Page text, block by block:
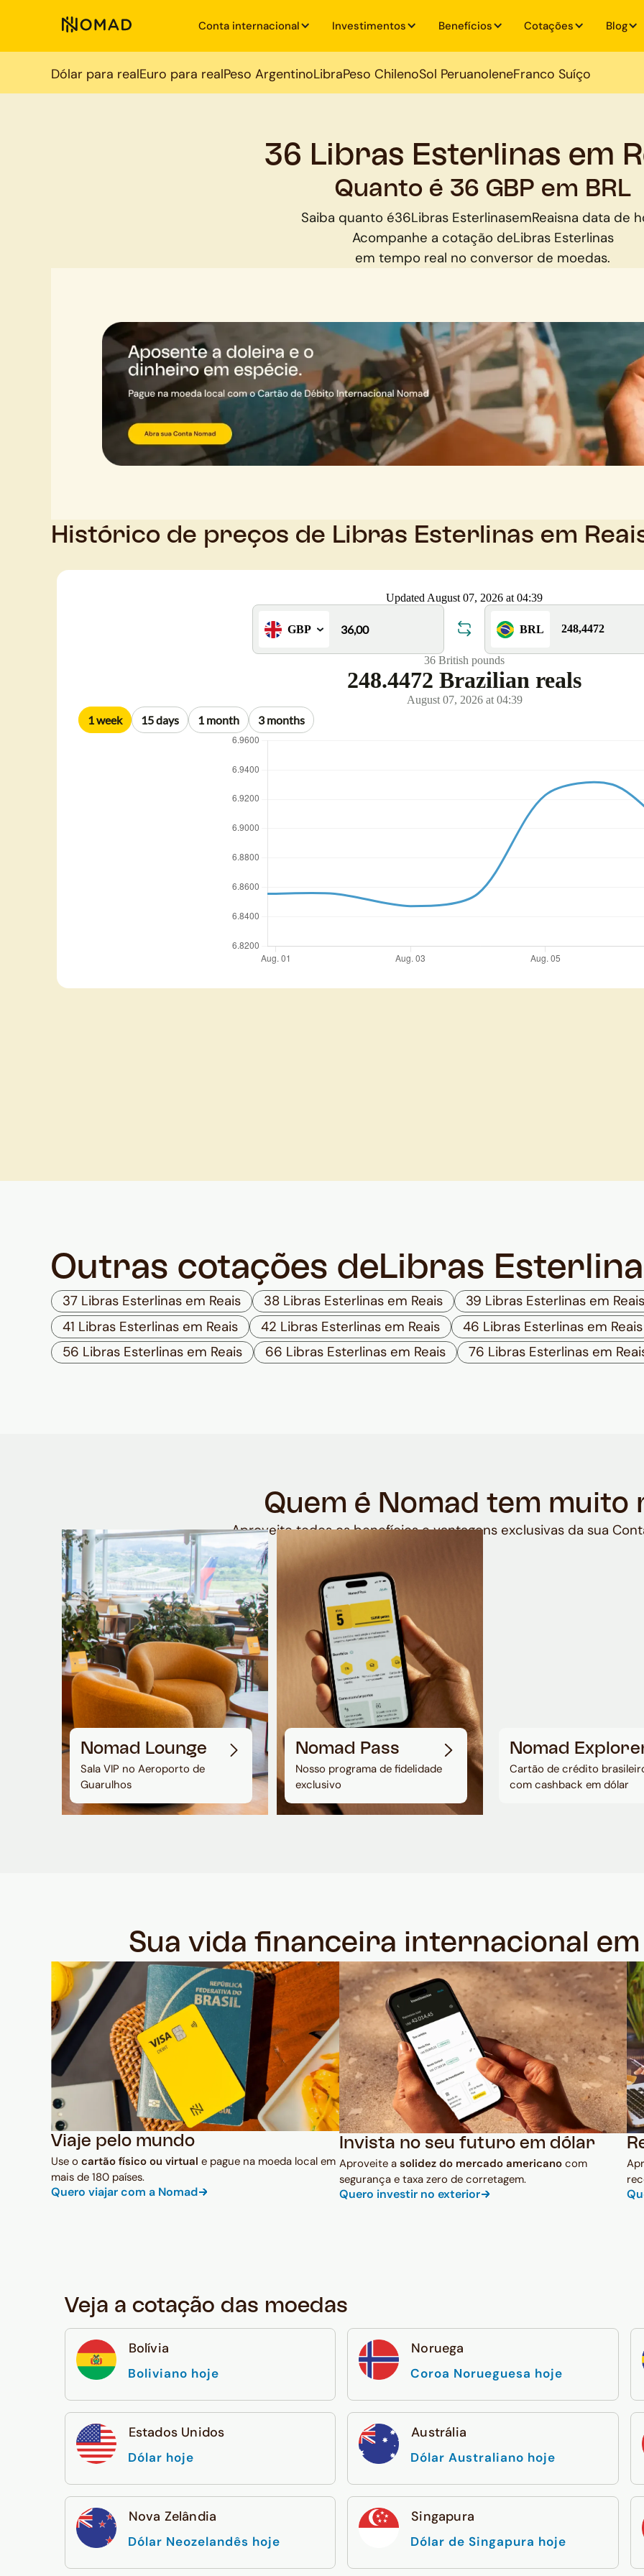
Conta internacional Investimentos Benefícios Cotações Blog
Dólar para realEuro para realPeso ArgentinoLibraPeso ChilenoSol PeruanoIeneFranco Suíço
36 Libras Esterlinas em
Quanto é 36 GBP em BRL
Saiba quanto é36Libras EsterlinasemReaisna data de
Acompanhe a cotação deLibras Esterlinas
em tempo real no conversor de moedas.
Histórico de preços de Libras Esterlinas em
Outras cotações de Libras
37 Libras Esterlinas em Reais 38 Libras Esterlinas em Reais
39 Libras Esterlinas em Reais
41 Libras Esterlinas em Reais
42 Libras Esterlinas em Reais
46 Libras Esterlinas em Reais
56 Libras Esterlinas em Reais
66 Libras Esterlinas em Reais 76 Libras Esterlinas em
Quem é Nomad tem muito
Aproveite todos os benefícios e vantagens exclusivas da sua
Nomad Lounge
Sala VIP no Aeroporto de
Guarulhos
Nomad Pass
Nosso programa de fidelidade
exclusivo
Nomad
Cartão de crédito
com cashback em dólar
Sua vida financeira internacional
Viaje pelo mundo
Use o cartão físico ou virtual e pague na moeda local em
mais de 180 países.
Quero viajar com a Nomad
Invista no seu futuro em dólar
Aproveite a solidez do mercado americanocom
segurança e taxa zero de corretagem.
Quero investir no exterior
Veja a cotação das moedas
Bolívia
Boliviano hoje
Noruega
Coroa Norueguesa hoje
Estados Unidos
Dólar hoje
Austrália
Dólar Australiano hoje
Nova Zelândia
Dólar Neozelandês hoje
Singapura
Dólar de Singapura hoje